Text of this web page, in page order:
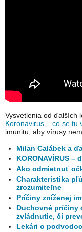
Vysvetlenia od ďalších
Koronavirus – co se tu
imunitu, aby vírusy
Milan Calábek a
KORONAVÍRUS
Ako odmietnuť
Charakteristika
zrozumiteľne
Príčiny zníženej
Duchovné príčiny
zvládnutie, či
Lekári o